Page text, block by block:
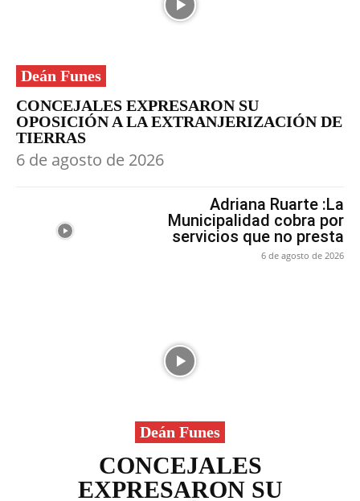
Deán Funes
CONCEJALES EXPRESARON SU
OPOSICIÓN A LA EXTRANJERIZACIÓN DE
TIERRAS
6 de agosto de 2026
Adriana Ruarte :La
Municipalidad cobra por
servicios que no presta
6 de agosto de 2026
Deán Funes
CONCEJALES
EXPRESARON SU